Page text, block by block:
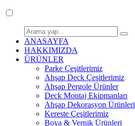
ANASAYFA
HAKKIMIZDA
ÜRÜNLER
Parke Çeşitlerimiz
Ahşap Deck Çeşitlerimiz
Ahşap Pergole Ürünler
Deck Montaj Ekipmanları
Ahşap Dekorasyon Ürünleri
Kereste Çeşitlerimiz
Boya & Vernik Ürünleri